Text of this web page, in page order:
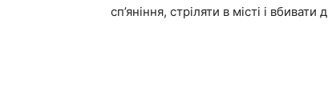
сп’яніння, стріляти в місті і